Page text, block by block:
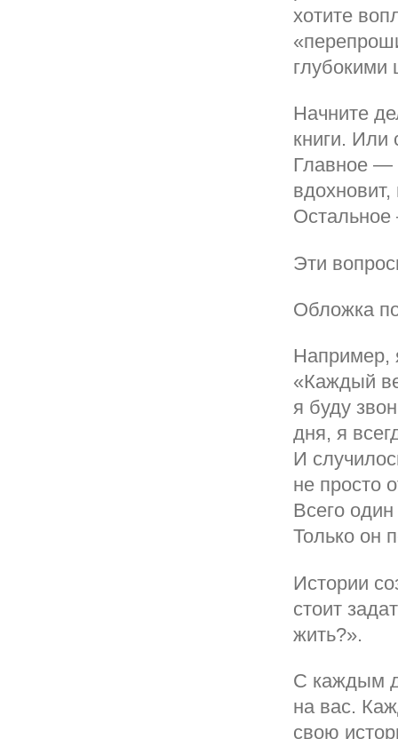
хотите
глубокими
Начните
книги. Или
Главное —
Эти
Обложка
Например,
«Каждый
я буду
дня, я
И
не просто
Всего
Только он
Истории
стоит
жить?».
С каждым
на вас.
свою